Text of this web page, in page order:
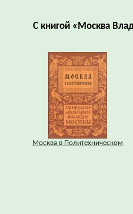
С книгой «Москва
Москва в Политехническом